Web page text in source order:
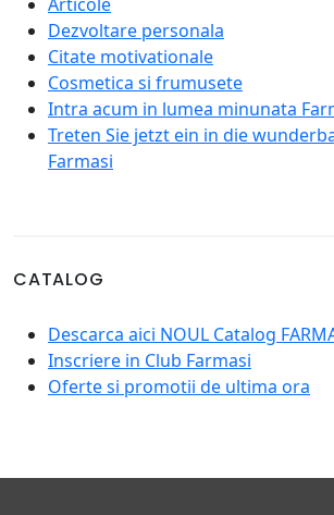
Dezvoltare personala
Citate motivationale
Cosmetica si frumusete
Intra acum in lumea minunata
Treten Sie jetzt ein in die
Farmasi
CATALOG
Descarca aici NOUL Catalog
Inscriere in Club Farmasi
Oferte si promotii de ultima ora